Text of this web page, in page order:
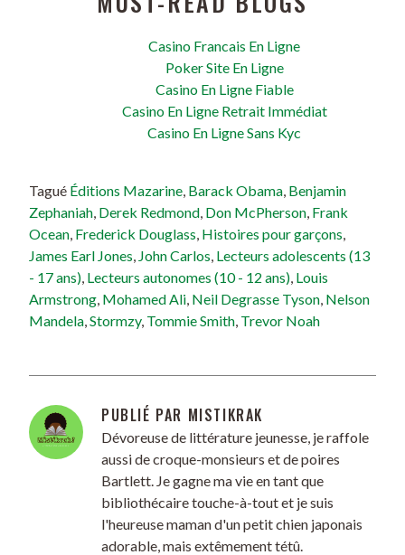
Casino Francais En Ligne
Poker Site En Ligne
Casino En Ligne Fiable
Casino En Ligne Retrait Immédiat
Casino En Ligne Sans Kyc
Tagué Éditions Mazarine Barack Obama Benjamin
Zephaniah Derek Redmond Don McPherson Frank
Ocean Frederick Douglass Histoires pour garçons
James Earl Jones John Carlos Lecteurs adolescents (13
- 17 ans) Lecteurs autonomes (10 - 12 ans) Louis
Armstrong Mohamed Ali Neil Degrasse Tyson Nelson
Mandela Stormzy, Tommie Smith Trevor Noah
PUBLIÉ PAR MISTIKRAK
Dévoreuse de littérature jeunesse, je raffole
aussi de croque-monsieurs et de poires
Bartlett. Je gagne ma vie en tant que
bibliothécaire touche-à-tout et je suis
l'heureuse maman d'un petit chien japonais
adorable, mais extêmement tétû.